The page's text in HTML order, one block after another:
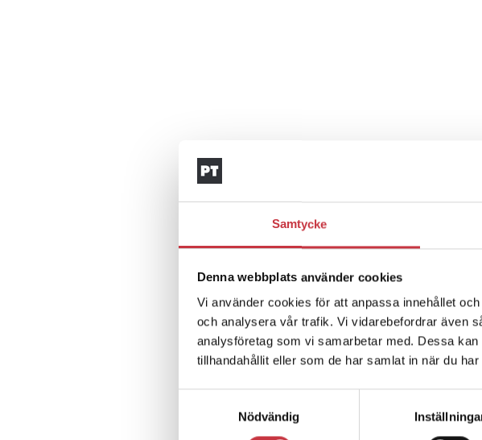
Samtycke
Denna webbplats använder cookies
Vi använder cookies för att anpassa innehållet
och analysera vår trafik. Vi vidarebefordrar även
analysföretag som vi samarbetar med. Dessa
tillhandahållit eller som de har samlat in när du
Nödvändig